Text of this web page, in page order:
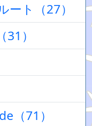
ート（27）
）
（71）